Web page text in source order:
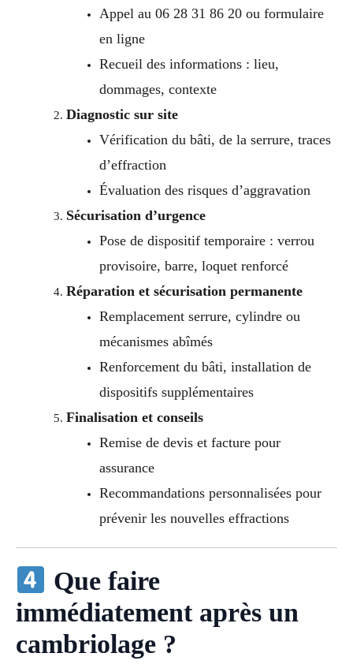
Appel au 06 28 31 86 20 ou formulaire
en ligne
Recueil des informations : lieu,
dommages, contexte
Diagnostic sur site
Vérification du bâti, de la serrure, traces
d’effraction
Évaluation des risques d’aggravation
Sécurisation d’urgence
Pose de dispositif temporaire : verrou
provisoire, barre, loquet renforcé
Réparation et sécurisation permanente
Remplacement serrure, cylindre ou
mécanismes abîmés
Renforcement du bâti, installation de
dispositifs supplémentaires
Finalisation et conseils
Remise de devis et facture pour
assurance
Recommandations personnalisées pour
prévenir les nouvelles effractions
Que faire
immédiatement après un
cambriolage ?